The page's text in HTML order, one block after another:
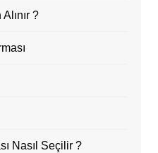
?
Nasıl Seçilir ?